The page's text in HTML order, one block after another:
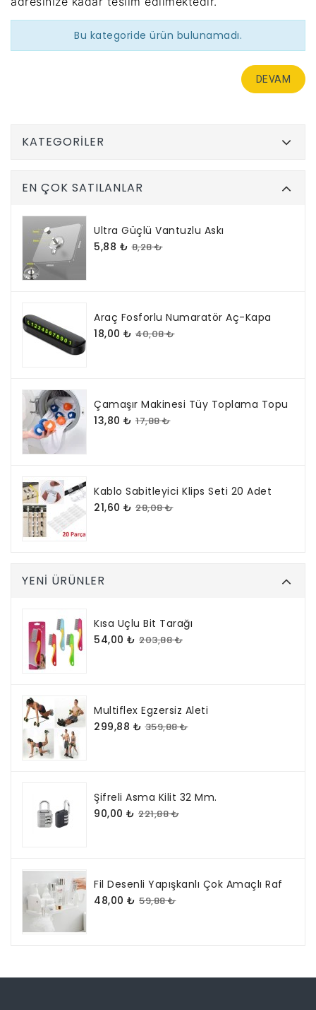
Bu kategoride ürün bulunamadı.
DEVAM
KATEGORILER
EN ÇOK SATILANLAR
Ultra Güçlü Vantuzlu Askı
5,88 ₺ 8,28 ₺
Araç Fosforlu Numaratör Aç-Kapa
18,00 ₺ 40,08 ₺
Çamaşır Makinesi Tüy Toplama Topu
13,80 ₺ 17,88 ₺
Kablo Sabitleyici Klips Seti 20 Adet
21,60 ₺ 28,08 ₺
YENI ÜRÜNLER
Kısa Uçlu Bit Tarağı
54,00 ₺ 203,88 ₺
Multiflex Egzersiz Aleti
299,88 ₺ 359,88 ₺
Şifreli Asma Kilit 32 Mm.
90,00 ₺ 221,88 ₺
Fil Desenli Yapışkanlı Çok Amaçlı Raf
48,00 ₺ 59,88 ₺